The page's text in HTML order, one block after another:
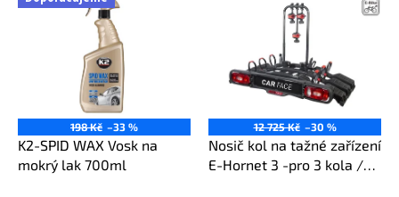
o
198 Kč –33 %
K2-SPID WAX Vosk na
mokrý lak 700ml
12 725 Kč –30 %
Nosič kol na tažné zařízení
E-Hornet 3 -pro 3 kola /